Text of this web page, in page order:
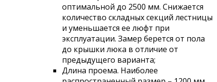
оптимальной до 2500 мм. Снижается
количество складных секций лестницы
и уменьшается ее люфт при
эксплуатации. Замер берется от пола
до крышки люка в отличие от
предыдущего варианта;
Длина проема. Наиболее